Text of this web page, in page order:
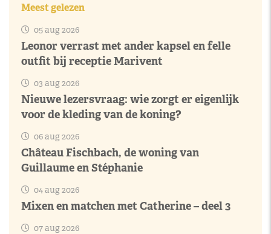
Meest gelezen
05 aug 2026
Leonor verrast met ander kapsel en felle
outfit bij receptie Marivent
03 aug 2026
Nieuwe lezersvraag: wie zorgt er eigenlijk
voor de kleding van de koning?
06 aug 2026
Château Fischbach, de woning van
Guillaume en Stéphanie
04 aug 2026
Mixen en matchen met Catherine – deel 3
07 aug 2026